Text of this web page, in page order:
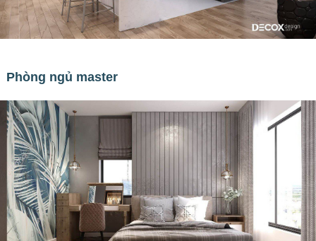
Phòng ngủ master